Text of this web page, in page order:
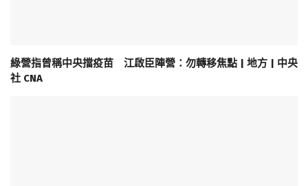
綠營指曾稱中央擋疫苗 江啟臣陣營：勿轉移焦點 | 地方 | 中央
社 CNA